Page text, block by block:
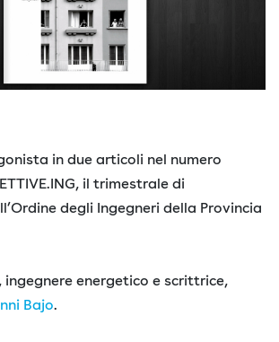
in due articoli nel numero
il trimestrale di
degli Ingegneri della Provincia
ingegnere energetico e scrittrice,
Bajo.